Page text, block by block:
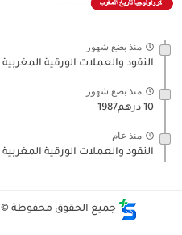
منذ بضع شهور
النقود والعملات الورقية المغربية 1958 - 5000 فرنك
منذ بضع شهور
10 درهم1987
منذ عام
النقود والعملات الورقية المغربية 1950 - خمسة ألاف فرنك
جميع الحقوق محفوظة ©